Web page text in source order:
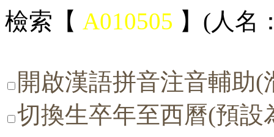
檢索【 A010505 】(人名
開啟漢語拼音注音輔助
切換生卒年至西曆(預設